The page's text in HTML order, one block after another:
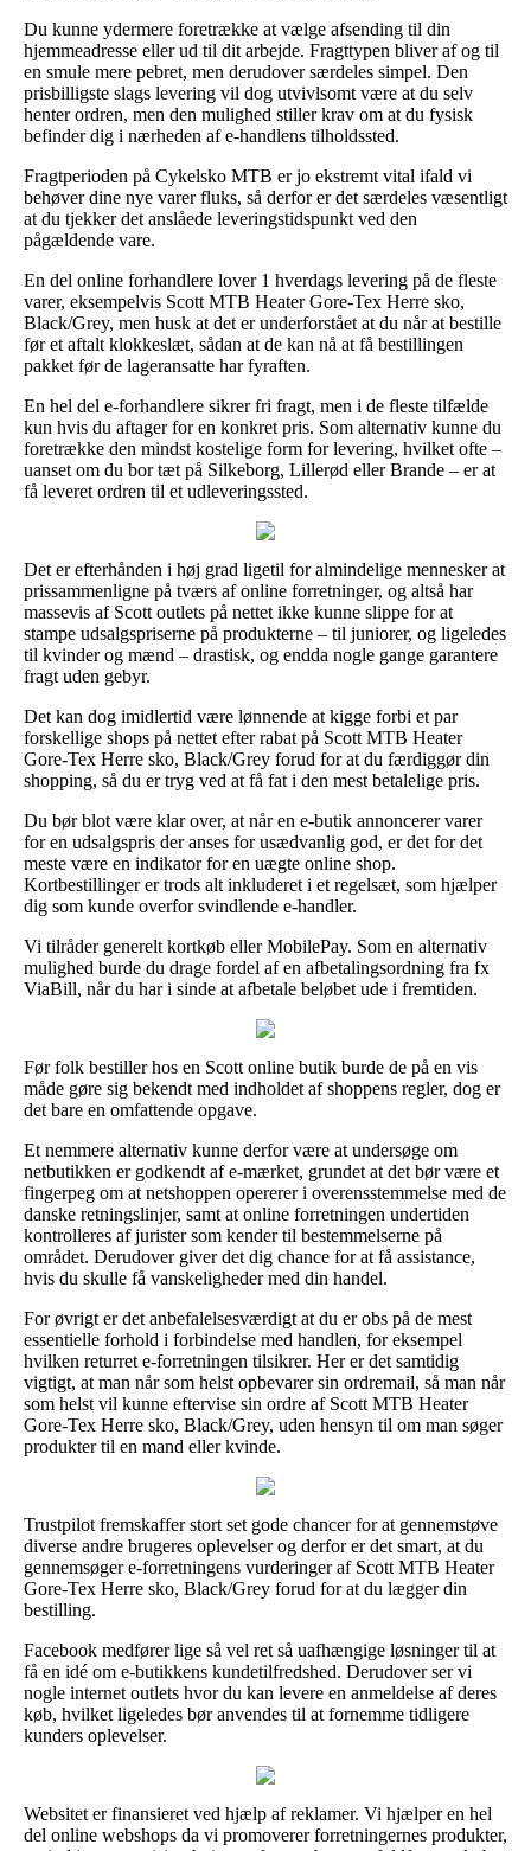
Du kunne ydermere foretrække at vælge afsending til din
hjemmeadresse eller ud til dit arbejde. Fragttypen bliver af og til
en smule mere pebret, men derudover særdeles simpel. Den
prisbilligste slags levering vil dog utvivlsomt være at du selv
henter ordren, men den mulighed stiller krav om at du fysisk
befinder dig i nærheden af e-handlens tilholdssted.
Fragtperioden på Cykelsko MTB er jo ekstremt vital ifald vi
behøver dine nye varer fluks, så derfor er det særdeles væsentligt
at du tjekker det anslåede leveringstidspunkt ved den
pågældende vare.
En del online forhandlere lover 1 hverdags levering på de fleste
varer, eksempelvis Scott MTB Heater Gore-Tex Herre sko,
Black/Grey, men husk at det er underforstået at du når at bestille
før et aftalt klokkeslæt, sådan at de kan nå at få bestillingen
pakket før de lageransatte har fyraften.
En hel del e-forhandlere sikrer fri fragt, men i de fleste tilfælde
kun hvis du aftager for en konkret pris. Som alternativ kunne du
foretrække den mindst kostelige form for levering, hvilket ofte –
uanset om du bor tæt på Silkeborg, Lillerød eller Brande – er at
få leveret ordren til et udleveringssted.
Det er efterhånden i høj grad ligetil for almindelige mennesker at
prissammenligne på tværs af online forretninger, og altså har
massevis af Scott outlets på nettet ikke kunne slippe for at
stampe udsalgspriserne på produkterne – til juniorer, og ligeledes
til kvinder og mænd – drastisk, og endda nogle gange garantere
fragt uden gebyr.
Det kan dog imidlertid være lønnende at kigge forbi et par
forskellige shops på nettet efter rabat på Scott MTB Heater
Gore-Tex Herre sko, Black/Grey forud for at du færdiggør din
shopping, så du er tryg ved at få fat i den mest betalelige pris.
Du bør blot være klar over, at når en e-butik annoncerer varer
for en udsalgspris der anses for usædvanlig god, er det for det
meste være en indikator for en uægte online shop.
Kortbestillinger er trods alt inkluderet i et regelsæt, som hjælper
dig som kunde overfor svindlende e-handler.
Vi tilråder generelt kortkøb eller MobilePay. Som en alternativ
mulighed burde du drage fordel af en afbetalingsordning fra fx
ViaBill, når du har i sinde at afbetale beløbet ude i fremtiden.
Før folk bestiller hos en Scott online butik burde de på en vis
måde gøre sig bekendt med indholdet af shoppens regler, dog er
det bare en omfattende opgave.
Et nemmere alternativ kunne derfor være at undersøge om
netbutikken er godkendt af e-mærket, grundet at det bør være et
fingerpeg om at netshoppen opererer i overensstemmelse med de
danske retningslinjer, samt at online forretningen undertiden
kontrolleres af jurister som kender til bestemmelserne på
området. Derudover giver det dig chance for at få assistance,
hvis du skulle få vanskeligheder med din handel.
For øvrigt er det anbefalelsesværdigt at du er obs på de mest
essentielle forhold i forbindelse med handlen, for eksempel
hvilken returret e-forretningen tilsikrer. Her er det samtidig
vigtigt, at man når som helst opbevarer sin ordremail, så man når
som helst vil kunne eftervise sin ordre af Scott MTB Heater
Gore-Tex Herre sko, Black/Grey, uden hensyn til om man søger
produkter til en mand eller kvinde.
Trustpilot fremskaffer stort set gode chancer for at gennemstøve
diverse andre brugeres oplevelser og derfor er det smart, at du
gennemsøger e-forretningens vurderinger af Scott MTB Heater
Gore-Tex Herre sko, Black/Grey forud for at du lægger din
bestilling.
Facebook medfører lige så vel ret så uafhængige løsninger til at
få en idé om e-butikkens kundetilfredshed. Derudover ser vi
nogle internet outlets hvor du kan levere en anmeldelse af deres
køb, hvilket ligeledes bør anvendes til at fornemme tidligere
kunders oplevelser.
Websitet er finansieret ved hjælp af reklamer. Vi hjælper en hel
del online webshops da vi promoverer forretningernes produkter,